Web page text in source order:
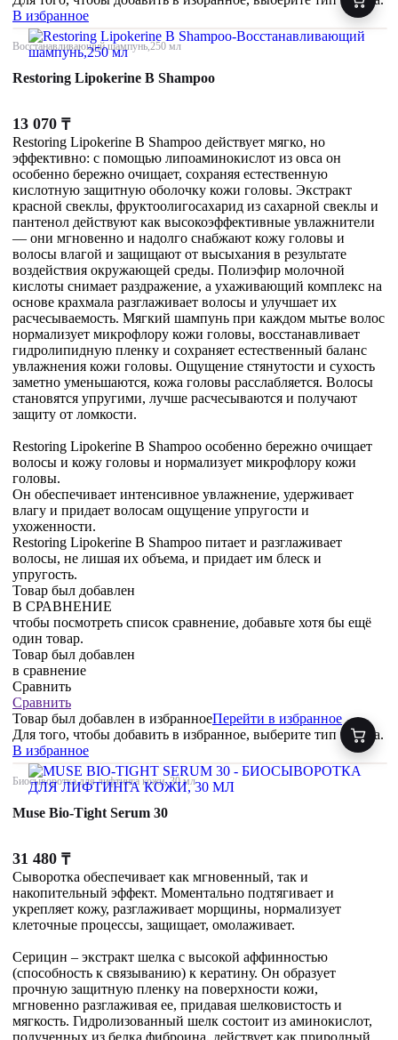
В избранное
Восстанавливающий шампунь,250 мл
Restoring Lipokerine B Shampoo
13 070 ₸
Restoring Lipokerine B Shampoo действует мягко, но
эффективно: с помощью липоаминокислот из овса он
особенно бережно очищает, сохраняя естественную
кислотную защитную оболочку кожи головы. Экстракт
красной свеклы, фруктоолигосахарид из сахарной свеклы и
пантенол действуют как высокоэффективные увлажнители
— они мгновенно и надолго снабжают кожу головы и
волосы влагой и защищают от высыхания в результате
воздействия окружающей среды. Полиэфир молочной
кислоты снимает раздражение, а ухаживающий комплекс на
основе крахмала разглаживает волосы и улучшает их
расчесываемость. Мягкий шампунь при каждом мытье волос
нормализует микрофлору кожи головы, восстанавливает
гидролипидную пленку и сохраняет естественный баланс
увлажнения кожи головы. Ощущение стянутости и сухость
заметно уменьшаются, кожа головы расслабляется. Волосы
становятся упругими, лучше расчесываются и получают
защиту от ломкости.
Restoring Lipokerine B Shampoo особенно бережно очищает
волосы и кожу головы и нормализует микрофлору кожи
головы.
Он обеспечивает интенсивное увлажнение, удерживает
влагу и придает волосам ощущение упругости и
ухоженности.
Restoring Lipokerine B Shampoo питает и разглаживает
волосы, не лишая их объема, и придает им блеск и
упругость.
Товар был добавлен
В СРАВНЕНИЕ
чтобы посмотреть список сравнение, добавьте хотя бы ещё
один товар.
Товар был добавлен
в сравнение
Сравнить
Сравнить
Товар был добавлен в избранноеПерейти в избранное
Для того, чтобы добавить в избранное, выберите тип товара.
В избранное
Биосыворотка для лифтинга кожи, 30 мл
Muse Bio-Tight Serum 30
31 480 ₸
Сыворотка обеспечивает как мгновенный, так и
накопительный эффект. Моментально подтягивает и
укрепляет кожу, разглаживает морщины, нормализует
клеточные процессы, защищает, омолаживает.
Серицин – экстракт шелка с высокой аффинностью
(способность к связыванию) к кератину. Он образует
прочную защитную пленку на поверхности кожи,
мгновенно разглаживая ее, придавая шелковистость и
мягкость. Гидролизованный шелк состоит из аминокислот,